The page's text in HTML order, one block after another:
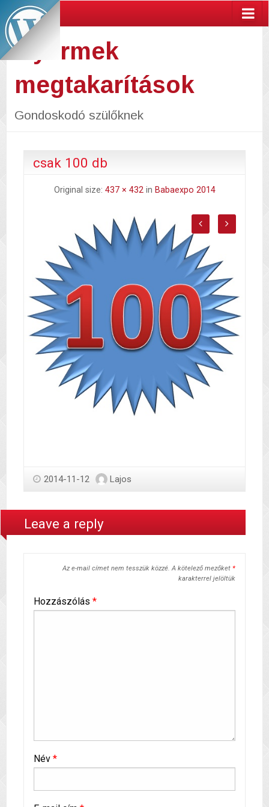
Gyermek
megtakarítások
Gondoskodó szülőknek
csak 100 db
Original size: 437 × 432in Babaexpo 2014
2014-11-12 Lajos
Leave a reply
Az e-mail címet nem tesszük közzé. A kötelező mezőket *
karakterrel jelöltük
Hozzászólás *
Név *